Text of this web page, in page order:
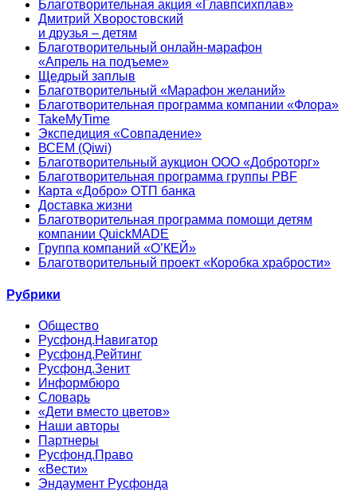
Благотворительная акция «Главпсихплав»
Дмитрий Хворостовский
и друзья – детям
Благотворительный онлайн‑марафон
«Апрель на подъеме»
Щедрый заплыв
Благотворительный «Марафон желаний»
Благотворительная программа компании «Флора»
TakeMyTime
Экспедиция «Совпадение»
ВСЕМ (Qiwi)
Благотворительный аукцион ООО «Доброторг»
Благотворительная программа группы PBF
Карта «Добро» ОТП банка
Доставка жизни
Благотворительная программа помощи детям
компании QuickMADE
Группа компаний «О’КЕЙ»
Благотворительный проект «Коробка храбрости»
Рубрики
Общество
Русфонд.Навигатор
Русфонд.Рейтинг
Русфонд.Зенит
Информбюро
Словарь
«Дети вместо цветов»
Наши авторы
Партнеры
Русфонд.Право
«Вести»
Эндаумент Русфонда